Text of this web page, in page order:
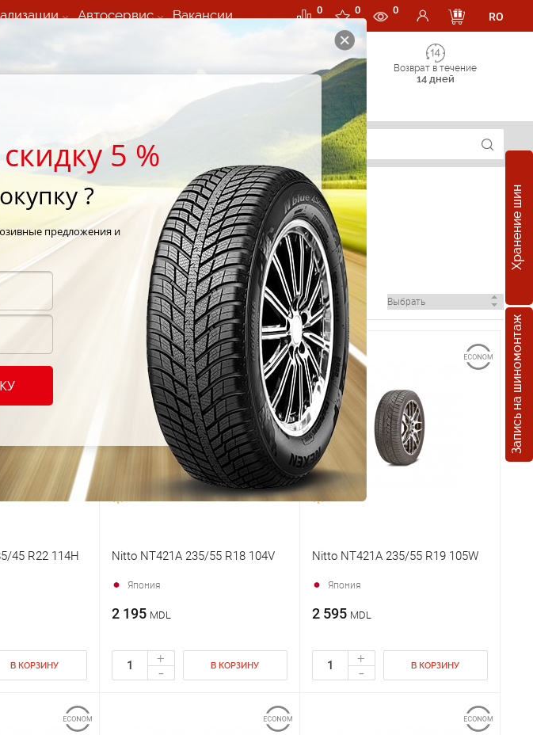
Автосервис Вакансии 0 0 0
RO
- 19:00
Возврат в течение
14 дней
Хранение шин
Запись на шиномонтаж
Сынжере
45 R22 114H
В КОРЗИНУ
Nitto NT421A 235/55 R18 104V
Япония
2 195 MDL
+
- В КОРЗИНУ
Nitto NT421A 235/55 R19 105W
Япония
2 595 MDL
+
- В КОРЗИНУ
5 %
?
предложения и